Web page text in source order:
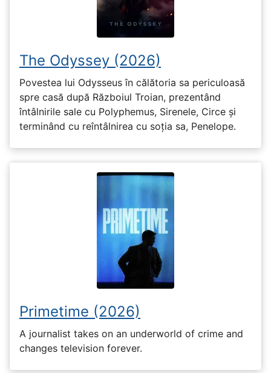
The Odyssey (2026)
Povestea lui Odysseus în călătoria sa periculoasă
spre casă după Războiul Troian, prezentând
întâlnirile sale cu Polyphemus, Sirenele, Circe și
terminând cu reîntâlnirea cu soția sa, Penelope.
Primetime (2026)
A journalist takes on an underworld of crime and
changes television forever.